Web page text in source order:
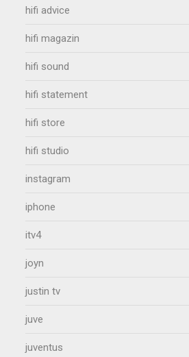
hifi advice
hifi magazin
hifi sound
hifi statement
hifi store
hifi studio
instagram
iphone
itv4
joyn
justin tv
juve
juventus